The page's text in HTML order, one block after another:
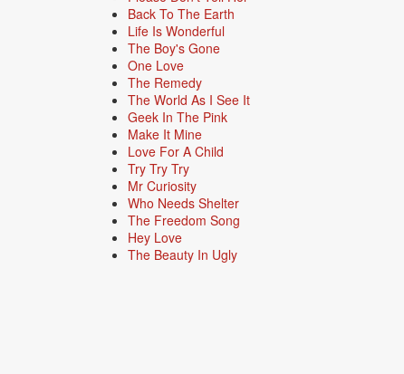
Back To The Earth
Life Is Wonderful
The Boy's Gone
One Love
The Remedy
The World As I See It
Geek In The Pink
Make It Mine
Love For A Child
Try Try Try
Mr Curiosity
Who Needs Shelter
The Freedom Song
Hey Love
The Beauty In Ugly